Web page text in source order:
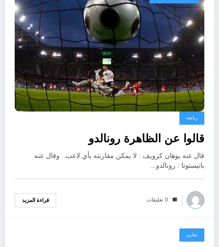
رياضة
قالوا عن الظاهرة رونالدو
قال عنه يوهان كرويف : لا يمكن مقارنته بأي لاعب.. وقال عنه
باتيستوتا : رونالدو…
0 تعليقات قراءة المزيد
فبراير 22, 2026
تقارير